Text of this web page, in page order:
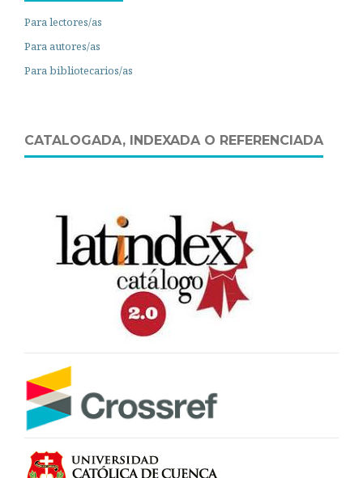
Para lectores/as
Para autores/as
Para bibliotecarios/as
CATALOGADA, INDEXADA O REFERENCIADA